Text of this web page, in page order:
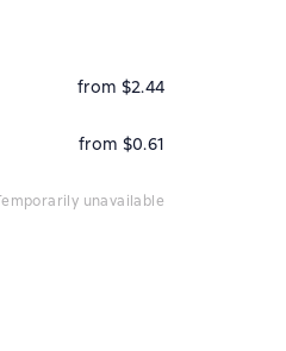
from $2.44
from $0.61
temporarily unavailable